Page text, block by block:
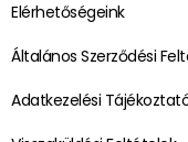
Elérhetőségeink
Általános Szerződési
Adatkezelési